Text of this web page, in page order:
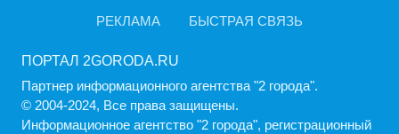
РЕКЛАМА БЫСТРАЯ СВЯЗЬ
ПОРТАЛ 2GORODA.RU
Партнер информационного агентства "2 города".
© 2004-2024, Все права защищены.
Информационное агентство "2 города", регистрационный